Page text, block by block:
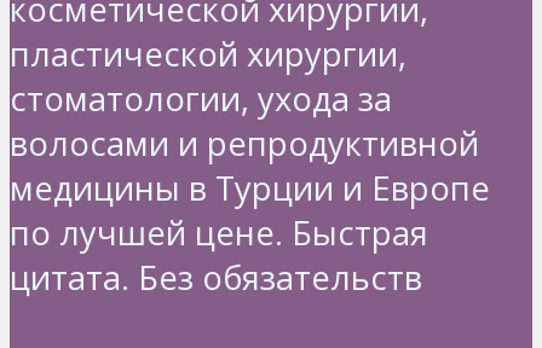
пластической хирургии,
стоматологии, ухода за
волосами и репродуктивной
медицины в Турции и Европе
по лучшей цене. Быстрая
цитата. Без обязательств